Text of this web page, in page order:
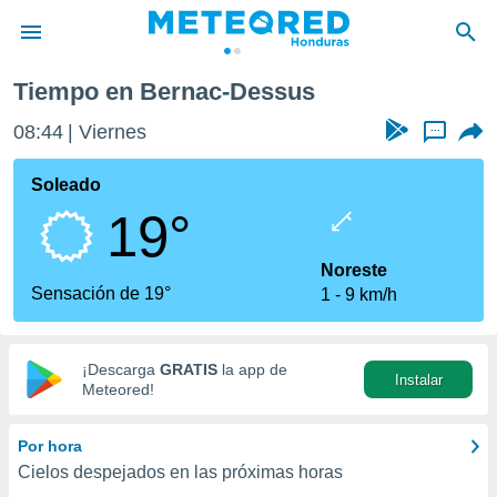
de
ha sido
calidad.
a este
las
y
digital
basada
Tiempo en Bernac-Dessus
08:44 Viernes ...
Soleado
19°
Sensación de 19°
Noreste
1
9 km/h
¡Descarga GRATIS la app de
Meteored!
Instalar
Por hora
Cielos despejados en las próximas horas